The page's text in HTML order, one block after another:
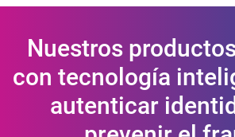
Nuestros
con tecnología
autenticar